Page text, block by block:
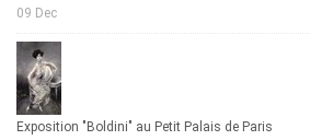
09 Dec
Exposition "Boldini" au Petit Palais de Paris